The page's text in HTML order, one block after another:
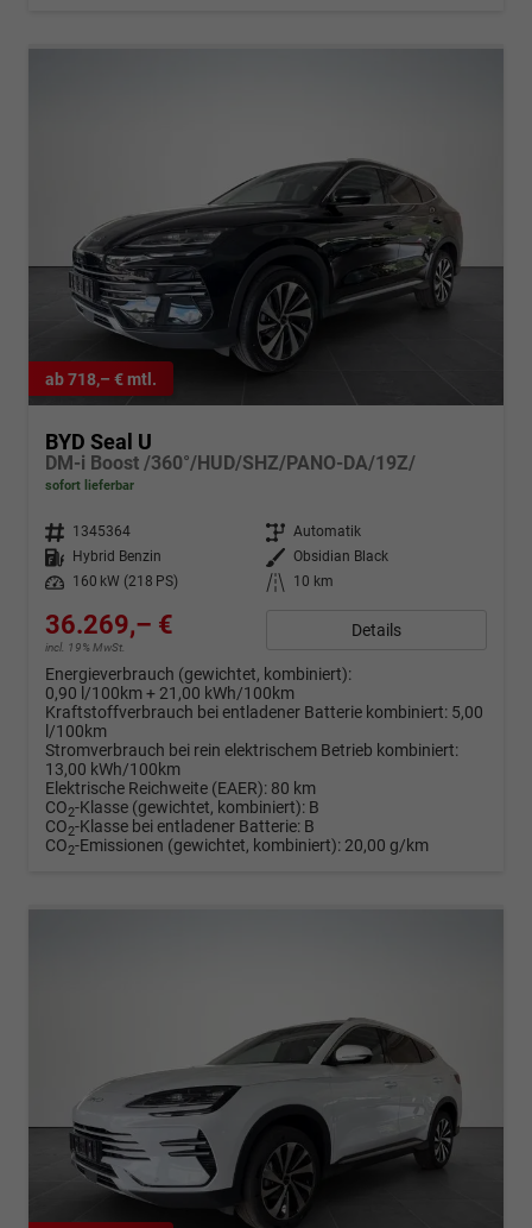
ab 718,– € mtl.
BYD Seal U
DM-i Boost /360°/HUD/SHZ/PANO-DA/19Z/
sofort lieferbar
Fahrzeugnr. 1345364 Getriebe Automatik
Kraftstoff
Hybrid Benzin Außenfarbe Obsidian Black
Leistung
160 kW (218 PS) Kilometerstand 10 km
36.269,– €
incl. 19% MwSt.
Details
Energieverbrauch (gewichtet, kombiniert):
0,90 l/100km + 21,00 kWh/100km
Kraftstoffverbrauch bei entladener Batterie kombiniert: 5,00
l/100km
Stromverbrauch bei rein elektrischem Betrieb kombiniert:
13,00 kWh/100km
Elektrische Reichweite (EAER): 80 km
CO2-Klasse (gewichtet, kombiniert): B
CO2-Klasse bei entladener Batterie: B
CO2-Emissionen (gewichtet, kombiniert): 20,00 g/km